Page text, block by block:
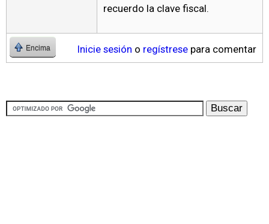
recuerdo la clave fiscal.
Encima Inicie sesión o regístrese para comentar